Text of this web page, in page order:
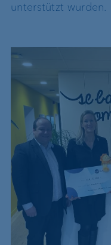
unterstützt wurden.